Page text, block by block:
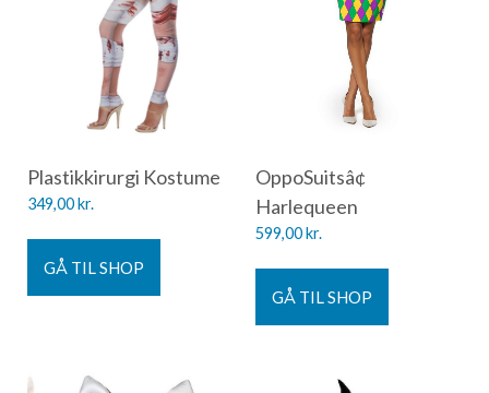
Plastikkirurgi Kostume
349,00kr.
GÅ TIL SHOP
OppoSuitsâ¢
Harlequeen
599,00kr.
GÅ TIL SHOP